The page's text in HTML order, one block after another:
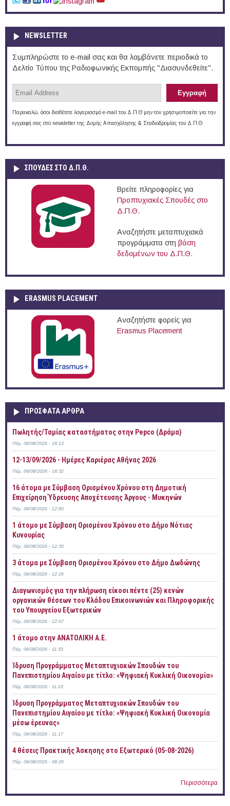
NEWSLETTER
Συμπληρώστε το e-mail σας και θα λαμβάνετε περιοδικά το
Δελτίο Τύπου της Ραδιοφωνικής Εκπομπής "Διασυνδεθείτε".
Παρακαλώ, όσοι διαθέτετε λογαριασμό e-mail του Δ.Π.Θ μην τον χρησιμοποιείτε για την
εγγραφή σας στο newsletter της Δομής Απασχόλησης & Σταδιοδρομίας του Δ.Π.Θ.
ΣΠΟΥΔΈΣ ΣΤΟ Δ.Π.Θ.
Βρείτε πληροφορίες για
Προπτυχιακές Σπουδές στο
Δ.Π.Θ.
Αναζητήστε μεταπτυχιακά
προγράμματα στη βάση
δεδομένων του Δ.Π.Θ.
ERASMUS PLACEMENT
Αναζητήστε φορείς για
Erasmus Placement
ΠΡOΣΦΑΤΑ AΡΘΡΑ
Πωλητής/Ταμίας καταστήματος στην Pepco (Δράμα)
Πέμ, 06/08/2026 - 18:13
12-13/09/2026 - Ημέρες Καριέρας Αθήνας 2026
Πέμ, 06/08/2026 - 16:32
16 άτομα με Σύμβαση Ορισμένου Χρόνου στη Δημοτική
Επιχείρηση Ύδρευσης Αποχέτευσης Άργους - Μυκηνών
Πέμ, 06/08/2026 - 12:50
1 άτομο με Σύμβαση Ορισμένου Χρόνου στο Δήμο Νότιας
Κυνουρίας
Πέμ, 06/08/2026 - 12:35
3 άτομα με Σύμβαση Ορισμένου Χρόνου στο Δήμο Δωδώνης
Πέμ, 06/08/2026 - 12:26
Διαγωνισμός για την πλήρωση είκοσι πέντε (25) κενών
οργανικών θέσεων του Κλάδου Επικοινωνιών και Πληροφορικής
του Υπουργείου Εξωτερικών
Πέμ, 06/08/2026 - 12:07
1 άτομο στην ΑΝΑΤΟΛΙΚΗ Α.Ε.
Πέμ, 06/08/2026 - 11:33
Ίδρυση Προγράμματος Μεταπτυχιακών Σπουδών του
Πανεπιστημίου Αιγαίου με τίτλο: «Ψηφιακή Κυκλική Οικονομία»
Πέμ, 06/08/2026 - 11:23
Ίδρυση Προγράμματος Μεταπτυχιακών Σπουδών του
Πανεπιστημίου Αιγαίου με τίτλο: «Ψηφιακή Κυκλική Οικονομία
μέσω έρευνας»
Πέμ, 06/08/2026 - 11:17
4 θέσεις Πρακτικής Άσκησης στο Εξωτερικό (05-08-2026)
Πέμ, 06/08/2026 - 08:26
Περισσότερα